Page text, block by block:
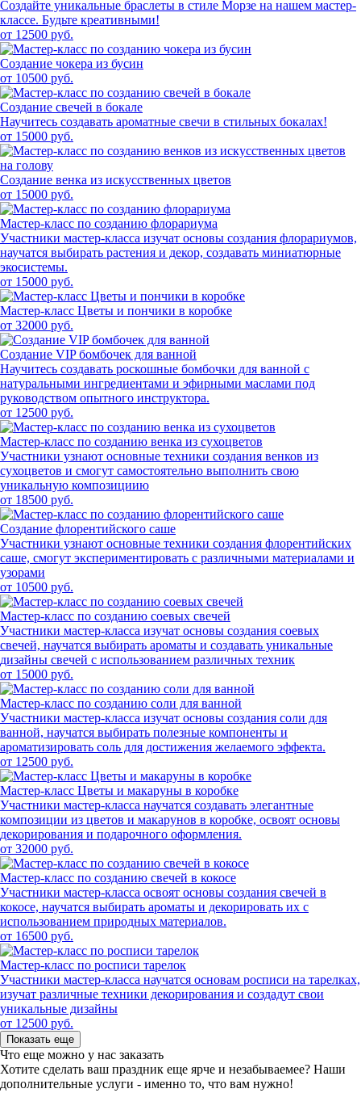
Создайте уникальные браслеты в стиле Морзе на нашем мастер-
классе. Будьте креативными!
от 12500 руб.
Создание чокера из бусин
от 10500 руб.
Создание свечей в бокале
Научитесь создавать ароматные свечи в стильных бокалах!
от 15000 руб.
Создание венка из искусственных цветов
от 15000 руб.
Мастер-класс по созданию флорариума
Участники мастер-класса изучат основы создания флорариумов,
научатся выбирать растения и декор, создавать миниатюрные
экосистемы.
от 15000 руб.
Мастер-класс Цветы и пончики в коробке
от 32000 руб.
Создание VIP бомбочек для ванной
Научитесь создавать роскошные бомбочки для ванной с
натуральными ингредиентами и эфирными маслами под
руководством опытного инструктора.
от 12500 руб.
Мастер-класс по созданию венка из сухоцветов
Участники узнают основные техники создания венков из
сухоцветов и смогут самостоятельно выполнить свою
уникальную композициию
от 18500 руб.
Создание флорентийского саше
Участники узнают основные техники создания флорентийских
саше, смогут экспериментировать с различными материалами и
узорами
от 10500 руб.
Мастер-класс по созданию соевых свечей
Участники мастер-класса изучат основы создания соевых
свечей, научатся выбирать ароматы и создавать уникальные
дизайны свечей с использованием различных техник
от 15000 руб.
Мастер-класс по созданию соли для ванной
Участники мастер-класса изучат основы создания соли для
ванной, научатся выбирать полезные компоненты и
ароматизировать соль для достижения желаемого эффекта.
от 12500 руб.
Мастер-класс Цветы и макаруны в коробке
Участники мастер-класса научатся создавать элегантные
композиции из цветов и макарунов в коробке, освоят основы
декорирования и подарочного оформления.
от 32000 руб.
Мастер-класс по созданию свечей в кокосе
Участники мастер-класса освоят основы создания свечей в
кокосе, научатся выбирать ароматы и декорировать их с
использованием природных материалов.
от 16500 руб.
Мастер-класс по росписи тарелок
Участники мастер-класса научатся основам росписи на тарелках,
изучат различные техники декорирования и создадут свои
уникальные дизайны
от 12500 руб.
Показать еще
Что еще можно у нас заказать
Хотите сделать ваш праздник еще ярче и незабываемее? Наши
дополнительные услуги - именно то, что вам нужно!